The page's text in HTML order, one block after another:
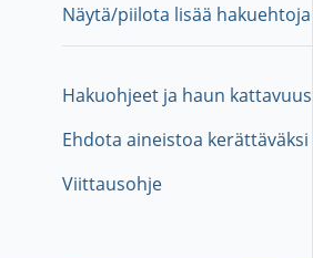
Näytä/piilota lisää hakuehtoja
Hakuohjeet ja haun kattavuus
Ehdota aineistoa kerättäväksi
Viittausohje